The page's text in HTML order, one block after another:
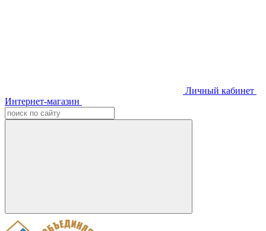
Личный кабинет
Интернет-магазин